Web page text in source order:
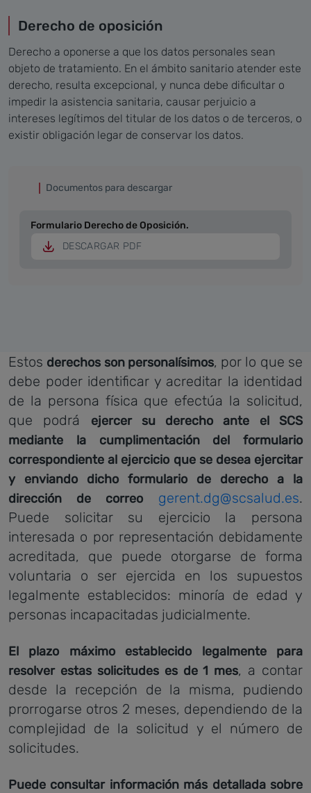
Derecho de oposición
Derecho a oponerse a que los datos personales sean
objeto de tratamiento. En el ámbito sanitario atender este
derecho, resulta excepcional, y nunca debe dificultar o
impedir la asistencia sanitaria, causar perjuicio a
intereses legítimos del titular de los datos o de terceros, o
existir obligación legar de conservar los datos.
Documentos para descargar
Formulario Derecho de Oposición.
DESCARGAR PDF
Estos derechos son personalísimos, por lo que se
debe poder identificar y acreditar la identidad
de la persona física que efectúa la solicitud,
que podrá
ejercer su derecho ante el SCS
mediante la cumplimentación del formulario
correspondiente al ejercicio que se desea ejercitar
y enviando dicho formulario de derecho a la
dirección de correo
gerent.dg@scsalud.es.
Puede solicitar su ejercicio la persona
interesada o por representación debidamente
acreditada, que puede otorgarse de forma
voluntaria o ser ejercida en los supuestos
legalmente establecidos: minoría de edad y
personas incapacitadas judicialmente.
El plazo máximo establecido legalmente para
resolver estas solicitudes es de 1 mes, a contar
desde la recepción de la misma, pudiendo
prorrogarse otros 2 meses, dependiendo de la
complejidad de la solicitud y el número de
solicitudes.
Puede consultar información más detallada sobre